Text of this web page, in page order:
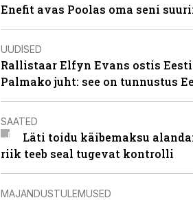
Enefit avas Poolas oma seni
UUDISED
Rallistaar Elfyn Evans ostis
Palmako juht: see on tunnustus
SAATED
Läti toidu käibemaksu
riik teeb seal tugevat kontrolli
MAJANDUSTULEMUSED